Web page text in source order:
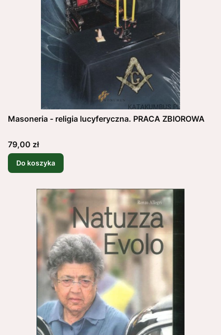
Masoneria - religia lucyferyczna. PRACA ZBIOROWA
Cena
79,00 zł
Do koszyka